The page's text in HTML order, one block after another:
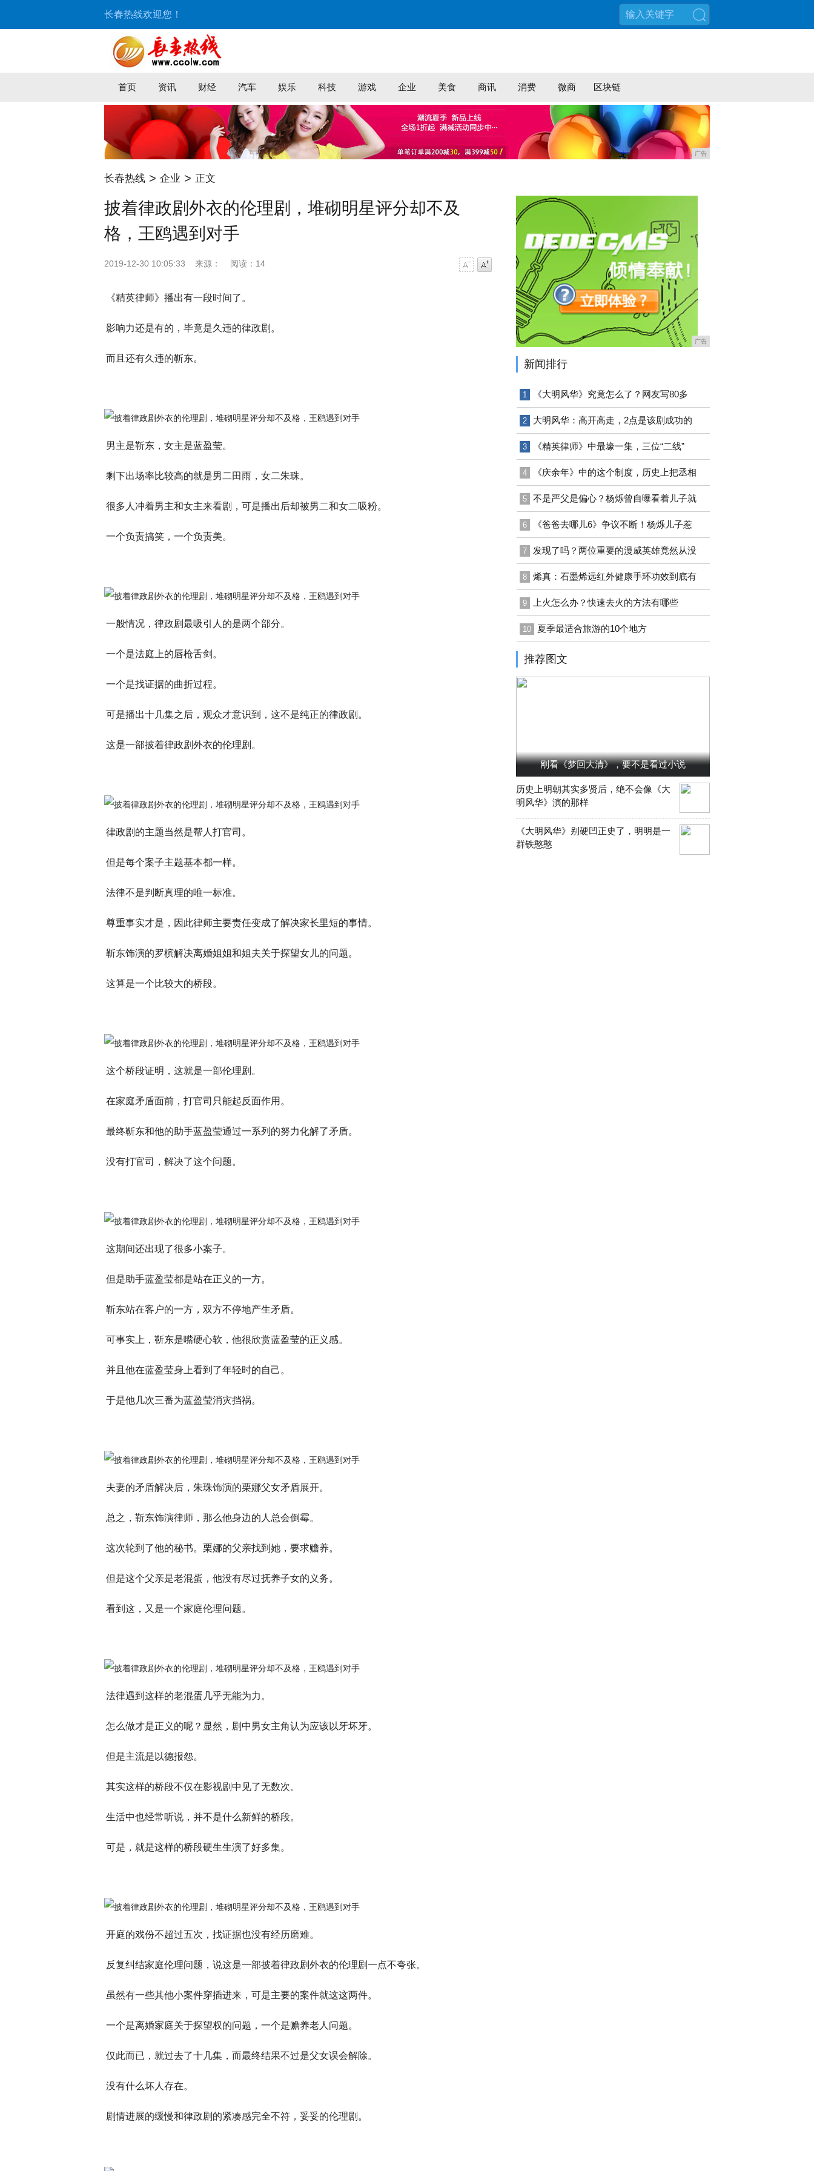
长春热线欢迎您！
首页 资讯 财经 汽车 娱乐 科技 游戏 企业 美食 商讯 消费 微商 区块链
广告
长春热线 > 企业 > 正文
披着律政剧外衣的伦理剧，堆砌明星评分却不及
格，王鸥遇到对手
2019-12-30 10:05:33 来源： 阅读：14
《精英律师》播出有一段时间了。
影响力还是有的，毕竟是久违的律政剧。
而且还有久违的靳东。
男主是靳东，女主是蓝盈莹。
剩下出场率比较高的就是男二田雨，女二朱珠。
很多人冲着男主和女主来看剧，可是播出后却被男二和女二吸粉。
一个负责搞笑，一个负责美。
一般情况，律政剧最吸引人的是两个部分。
一个是法庭上的唇枪舌剑。
一个是找证据的曲折过程。
可是播出十几集之后，观众才意识到，这不是纯正的律政剧。
这是一部披着律政剧外衣的伦理剧。
律政剧的主题当然是帮人打官司。
但是每个案子主题基本都一样。
法律不是判断真理的唯一标准。
尊重事实才是，因此律师主要责任变成了解决家长里短的事情。
靳东饰演的罗槟解决离婚姐姐和姐夫关于探望女儿的问题。
这算是一个比较大的桥段。
这个桥段证明，这就是一部伦理剧。
在家庭矛盾面前，打官司只能起反面作用。
最终靳东和他的助手蓝盈莹通过一系列的努力化解了矛盾。
没有打官司，解决了这个问题。
这期间还出现了很多小案子。
但是助手蓝盈莹都是站在正义的一方。
靳东站在客户的一方，双方不停地产生矛盾。
可事实上，靳东是嘴硬心软，他很欣赏蓝盈莹的正义感。
并且他在蓝盈莹身上看到了年轻时的自己。
于是他几次三番为蓝盈莹消灾挡祸。
夫妻的矛盾解决后，朱珠饰演的栗娜父女矛盾展开。
总之，靳东饰演律师，那么他身边的人总会倒霉。
这次轮到了他的秘书。栗娜的父亲找到她，要求赡养。
但是这个父亲是老混蛋，他没有尽过抚养子女的义务。
看到这，又是一个家庭伦理问题。
法律遇到这样的老混蛋几乎无能为力。
怎么做才是正义的呢？显然，剧中男女主角认为应该以牙坏牙。
但是主流是以德报怨。
其实这样的桥段不仅在影视剧中见了无数次。
生活中也经常听说，并不是什么新鲜的桥段。
可是，就是这样的桥段硬生生演了好多集。
开庭的戏份不超过五次，找证据也没有经历磨难。
反复纠结家庭伦理问题，说这是一部披着律政剧外衣的伦理剧一点不夸张。
虽然有一些其他小案件穿插进来，可是主要的案件就这这两件。
一个是离婚家庭关于探望权的问题，一个是赡养老人问题。
仅此而已，就过去了十几集，而最终结果不过是父女误会解除。
没有什么坏人存在。
剧情进展的缓慢和律政剧的紧凑感完全不符，妥妥的伦理剧。
广告
新闻排行
1 《大明风华》究竟怎么了？网友写80多
2 大明风华：高开高走，2点是该剧成功的
3 《精英律师》中最壕一集，三位“二线”
4 《庆余年》中的这个制度，历史上把丞相
5 不是严父是偏心？杨烁曾自曝看着儿子就
6 《爸爸去哪儿6》争议不断！杨烁儿子惹
7 发现了吗？两位重要的漫威英雄竟然从没
8 烯真：石墨烯远红外健康手环功效到底有
9 上火怎么办？快速去火的方法有哪些
10 夏季最适合旅游的10个地方
推荐图文
刚看《梦回大清》，要不是看过小说
历史上明朝其实多贤后，绝不会像《大
明风华》演的那样
《大明风华》别硬凹正史了，明明是一
群铁憨憨